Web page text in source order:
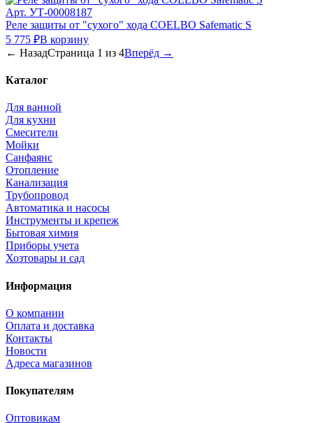
Арт. УТ-00008187
Реле защиты от "сухого" хода COELBO Safematic S
5 775 ₽В корзину
← НазадСтраница 1 из 4Вперёд →
Каталог
Для ванной
Для кухни
Смесители
Мойки
Санфаянс
Отопление
Канализация
Трубопровод
Автоматика и насосы
Инструменты и крепеж
Бытовая химия
Приборы учета
Хозтовары и сад
Информация
О компании
Оплата и доставка
Контакты
Новости
Адреса магазинов
Покупателям
Оптовикам